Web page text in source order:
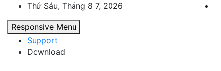
content
Thứ Sáu, Tháng 8 7, 2026
Responsive Menu
Support
Download